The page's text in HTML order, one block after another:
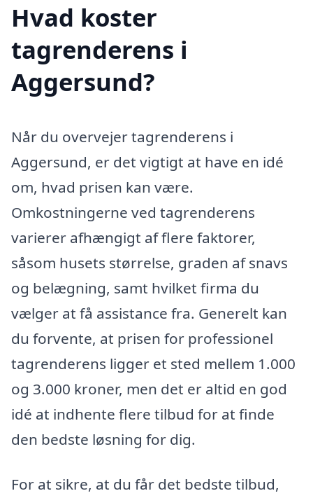
Hvad koster
tagrenderens i
Aggersund?
Når du overvejer tagrenderens i
Aggersund, er det vigtigt at have en idé
om, hvad prisen kan være.
Omkostningerne ved tagrenderens
varierer afhængigt af flere faktorer,
såsom husets størrelse, graden af snavs
og belægning, samt hvilket firma du
vælger at få assistance fra. Generelt kan
du forvente, at prisen for professionel
tagrenderens ligger et sted mellem 1.000
og 3.000 kroner, men det er altid en god
idé at indhente flere tilbud for at finde
den bedste løsning for dig.
For at sikre, at du får det bedste tilbud,